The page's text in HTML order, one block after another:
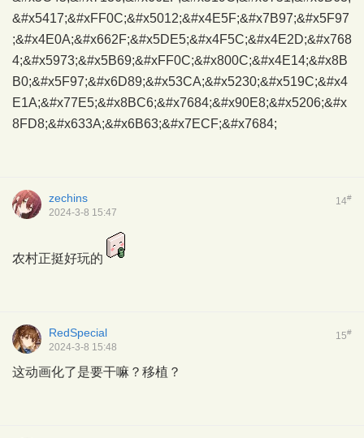
&#x5417;&#xFF0C;&#x5012;&#x4E5F;&#x7B97;&#x5F97
;&#x4E0A;&#x662F;&#x5DE5;&#x4F5C;&#x4E2D;&#x768
4;&#x5973;&#x5B69;&#xFF0C;&#x800C;&#x4E14;&#x8B
B0;&#x5F97;&#x6D89;&#x53CA;&#x5230;&#x519C;&#x4
E1A;&#x77E5;&#x8BC6;&#x7684;&#x90E8;&#x5206;&#x
8FD8;&#x633A;&#x6B63;&#x7ECF;&#x7684;
14#
zechins
2024-3-8 15:47
农村正挺好玩的
15#
RedSpecial
2024-3-8 15:48
这动画化了是要干嘛？移植？